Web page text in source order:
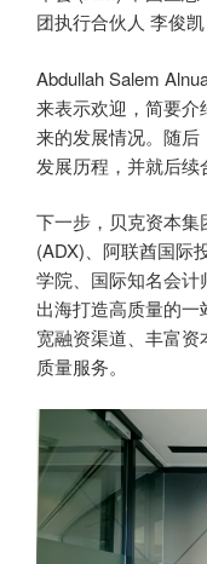
团执行合伙人 李俊凯
Abdullah Salem
来表示欢迎，简要
来的发展情况。随
发展历程，并就后续
下一步，贝克资本
(ADX)、阿联酋国际
学院、国际知名会
出海打造高质量的
宽融资渠道、丰富
质量服务。